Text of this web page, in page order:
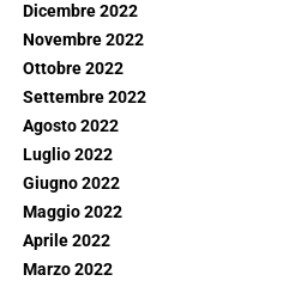
Dicembre 2022
Novembre 2022
Ottobre 2022
Settembre 2022
Agosto 2022
Luglio 2022
Giugno 2022
Maggio 2022
Aprile 2022
Marzo 2022